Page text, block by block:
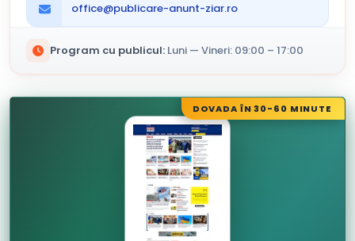
office@publicare-anunt-ziar.ro
Program cu publicul: Luni — Vineri: 09:00 – 17:00
DOVADA ÎN 30-60 MINUTE